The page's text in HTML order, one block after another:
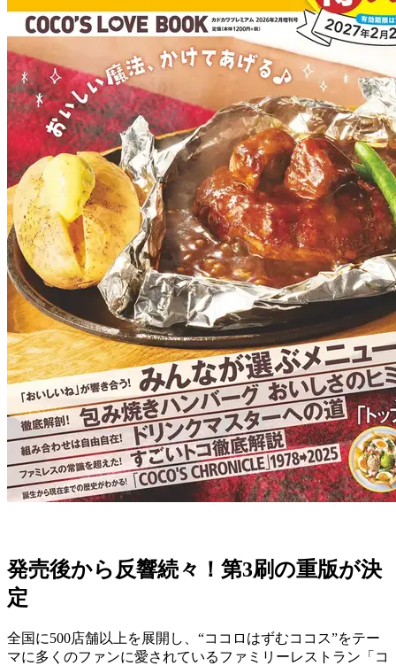
発売後から反響続々！第3刷の重版が決
定
全国に500店舗以上を展開し、“ココロはずむココス”をテー
マに多くのファンに愛されているファミリーレストラン「コ